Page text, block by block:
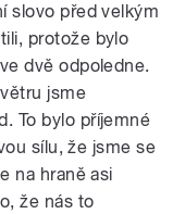
slovo před velkým
protože bylo
dvě odpoledne.
jsme
To bylo příjemné
sílu, že jsme se
na hraně asi
že nás to